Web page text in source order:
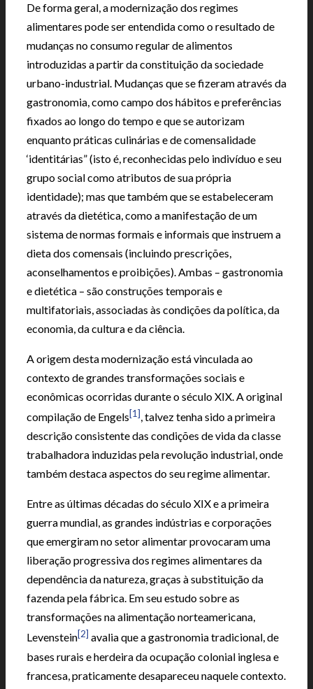
De forma geral, a modernização dos regimes
alimentares pode ser entendida como o resultado de
mudanças no consumo regular de alimentos
introduzidas a partir da constituição da sociedade
urbano-industrial. Mudanças que se fizeram através da
gastronomia, como campo dos hábitos e preferências
fixados ao longo do tempo e que se autorizam
enquanto práticas culinárias e de comensalidade
‘identitárias” (isto é, reconhecidas pelo indivíduo e seu
grupo social como atributos de sua própria
identidade); mas que também que se estabeleceram
através da dietética, como a manifestação de um
sistema de normas formais e informais que instruem a
dieta dos comensais (incluindo prescrições,
aconselhamentos e proibições). Ambas – gastronomia
e dietética – são construções temporais e
multifatoriais, associadas às condições da política, da
economia, da cultura e da ciência.
A origem desta modernização está vinculada ao
contexto de grandes transformações sociais e
econômicas ocorridas durante o século XIX. A original
compilação de Engels[1], talvez tenha sido a primeira
descrição consistente das condições de vida da classe
trabalhadora induzidas pela revolução industrial, onde
também destaca aspectos do seu regime alimentar.
Entre as últimas décadas do século XIX e a primeira
guerra mundial, as grandes indústrias e corporações
que emergiram no setor alimentar provocaram uma
liberação progressiva dos regimes alimentares da
dependência da natureza, graças à substituição da
fazenda pela fábrica. Em seu estudo sobre as
transformações na alimentação norteamericana,
Levenstein[2] avalia que a gastronomia tradicional, de
bases rurais e herdeira da ocupação colonial inglesa e
francesa, praticamente desapareceu naquele contexto.